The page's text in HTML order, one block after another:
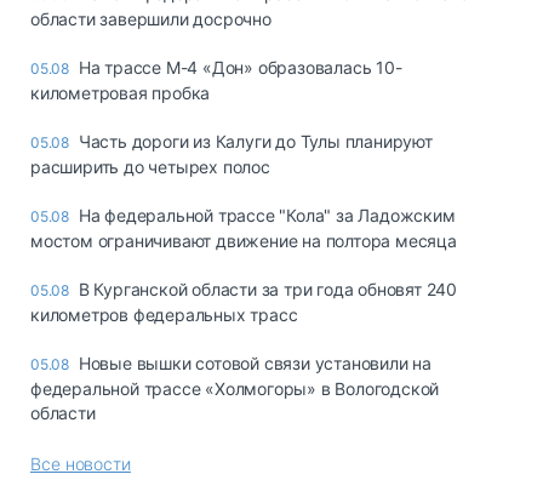
области завершили досрочно
05.08 На трассе М-4 «Дон» образовалась 10-
километровая пробка
05.08 Часть дороги из Калуги до Тулы планируют
расширить до четырех полос
05.08 На федеральной трассе "Кола" за Ладожским
мостом ограничивают движение на полтора месяца
05.08 В Курганской области за три года обновят 240
километров федеральных трасс
05.08 Новые вышки сотовой связи установили на
федеральной трассе «Холмогоры» в Вологодской
области
Все новости